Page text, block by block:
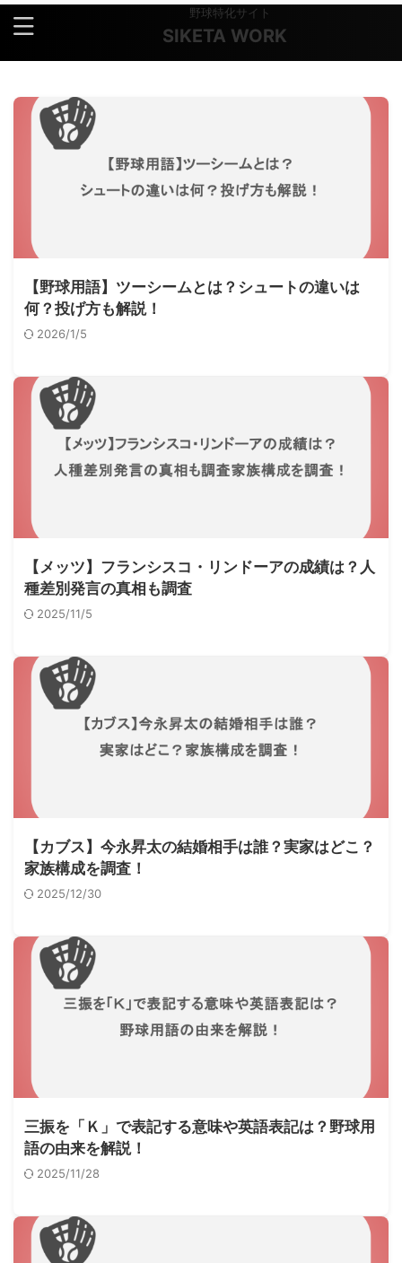
野球特化サイト
SIKETA WORK
【野球用語】ツーシームとは？シュートの違いは
何？投げ方も解説！
2026/1/5
【メッツ】フランシスコ・リンドーアの成績は？人
種差別発言の真相も調査
2025/11/5
【カブス】今永昇太の結婚相手は誰？実家はどこ？
家族構成を調査！
2025/12/30
三振を「Ｋ」で表記する意味や英語表記は？野球用
語の由来を解説！
2025/11/28